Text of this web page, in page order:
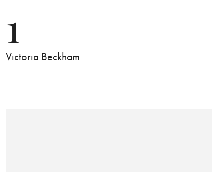
1
Vıctorıa Beckham